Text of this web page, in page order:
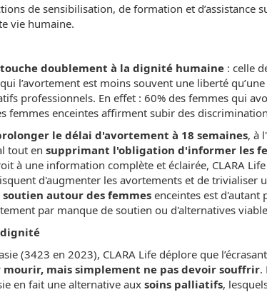
de sensibilisation, de formation et
vie humaine.
touche doublement à la dignité humaine : celle
l’avortement est moins souvent une liberté
professionnels. En effet : 60% des femmes qui
femmes enceintes affirment subir des
le délai d'avortement à 18 semaines, à
tout en supprimant l'obligation d'informer les
à une information complète et éclairée, CLARA
d'augmenter les avortements et de trivialiser
autour des femmesenceintes est d'autant
par manque de soutien ou d'alternatives
dignité
(3423 en 2023), CLARA Life déplore que
mourir, mais simplement ne pas devoir souffrir.
en fait une alternative aux soins palliatifs,